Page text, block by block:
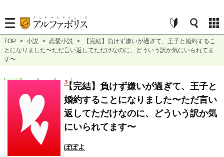
TOP > 小説 > 恋愛小説 >
【完結】負けず嫌いが過ぎて、王子と婚約するこ
とになりました〜ただ言い返してただけなのに、どういう訳か気にいられてま
す〜
恋愛 完結 長編 R15【完結】負けず嫌いが過ぎて、王子と
婚約することになりました〜ただ言い
返してただけなのに、どういう訳か気
にいられてます〜
ぽぽよ